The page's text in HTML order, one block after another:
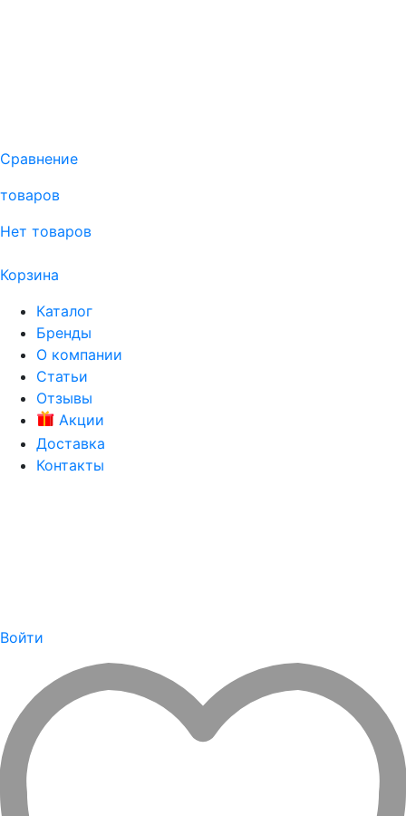
Сравнение
товаров
Нет товаров
Корзина
Каталог
Бренды
О компании
Статьи
Отзывы
Акции
Доставка
Контакты
Войти